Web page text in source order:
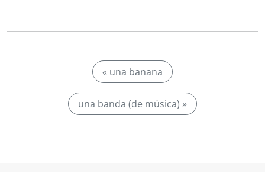
« una banana
una banda (de música) »